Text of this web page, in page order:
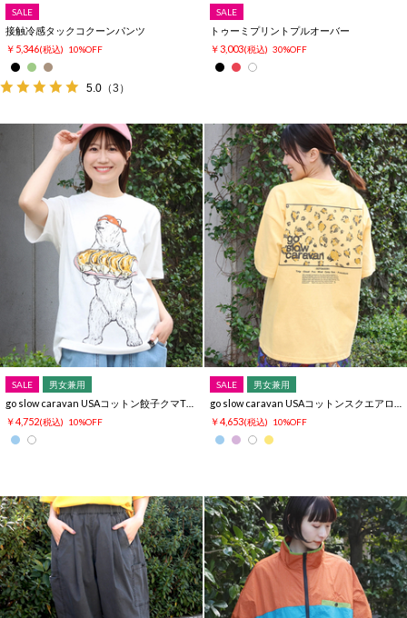
SALE
接触冷感タックコクーンパンツ
￥5,346(税込) 10%OFF
5.0 （3）
SALE
トゥーミプリントプルオーバー
￥3,003(税込) 30%OFF
SALE 男女兼用
￥4,752(税込) 10%OFF
SALE 男女兼用
￥4,653(税込) 10%OFF